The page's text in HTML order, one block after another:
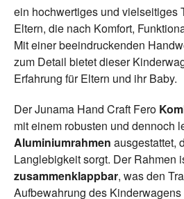
ein hochwertiges und vielseitiges
Eltern, die nach Komfort,
Mit einer beeindruckenden
zum Detail bietet dieser
Erfahrung für Eltern und ihr Baby.
Der Junama Hand Craft Fero
mit einem robusten und dennoch
Aluminiumrahmen ausgestattet,
Langlebigkeit sorgt. Der Rahmen
zusammenklappbar, was den
Aufbewahrung des